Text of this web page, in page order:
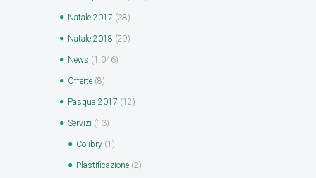
Natale 2017 (38)
Natale 2018 (29)
News (1.046)
Offerte (8)
Pasqua 2017 (12)
Servizi (13)
Colibry (1)
Plastificazione (2)